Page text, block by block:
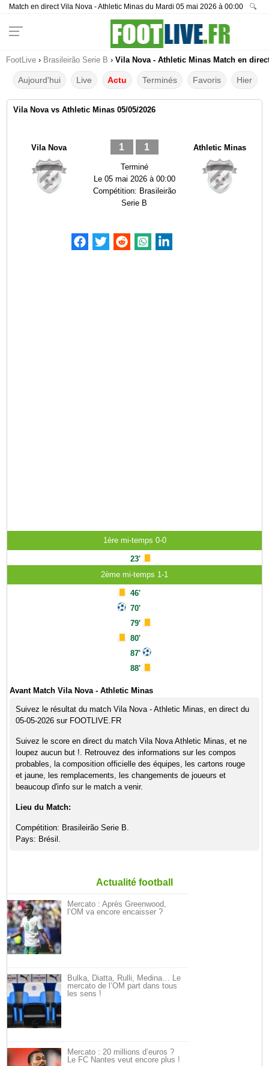
Match en direct Vila Nova - Athletic Minas du Mardi 05 mai 2026 à 00:00 🔍
FootLive › Brasileirão Serie B › Vila Nova - Athletic Minas Match en
Aujourd'hui Live Actu Terminés Favoris Hier
Vila Nova vs Athletic Minas 05/05/2026
Vila Nova 1 1
Terminé
Le 05 mai 2026 à 00:00
Compétition: Brasileirão
Serie B
Athletic Minas
1ère mi-temps 0-0
23'
2ème mi-temps 1-1
46'
70'
79'
80'
87'
88'
Avant Match Vila Nova - Athletic Minas
Suivez le résultat du match Vila Nova - Athletic Minas, en direct du
05-05-2026 sur FOOTLIVE.FR
Suivez le score en direct du match Vila Nova Athletic Minas, et ne
loupez aucun but !. Retrouvez des informations sur les compos
probables, la composition officielle des équipes, les cartons rouge
et jaune, les remplacements, les changements de joueurs et
beaucoup d'info sur le match a venir.
Lieu du Match:
Compétition: Brasileirão Serie B.
Pays: Brésil.
Actualité football
Mercato : Après Greenwood,
l’OM va encore encaisser ?
Bulka, Diatta, Rulli, Medina… Le
mercato de l’OM part dans tous
les sens !
Mercato : 20 millions d’euros ?
Le FC Nantes veut encore plus !